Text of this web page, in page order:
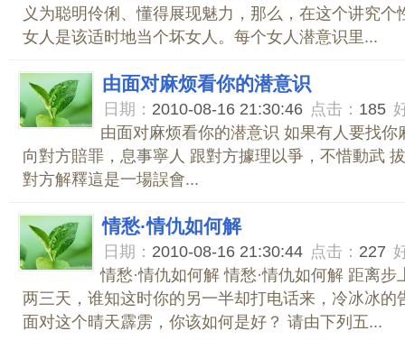
义为聪明伶俐、懂得展现魅力，那么，在这个讲究个
女人是该适时地当个坏女人。每个女人潜意识里...
由面对麻烦看你的潜意识
日期： 2010-08-16 21:30:46 点击： 185
由面对麻烦看你的潜意识 如果有人要找你
向對方賠罪，息事寧人 跟對方據理以爭，不惜動武
對方解釋這是一場誤會...
情愁·情仇如何解
日期： 2010-08-16 21:30:44 点击： 227
情愁·情仇如何解 情愁·情仇如何解 距离
两三天，谁知这时你的另一半却打电话来，冷冰冰的
面对这个晴天霹雳，你该如何是好？ 请由下列五...